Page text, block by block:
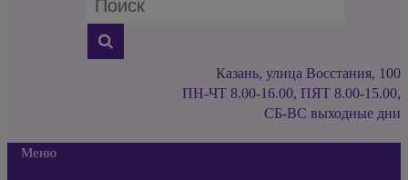
Казань, улица Восстания, 100
ПН-ЧТ 8.00-16.00, ПЯТ 8.00-15.00,
СБ-ВС выходные дни
Меню